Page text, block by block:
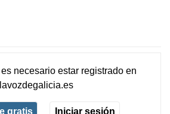
necesario estar registradoen
lavozdegalicia.es
gratis Iniciar sesión